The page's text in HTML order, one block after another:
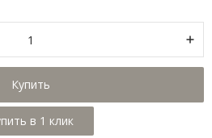
Купить